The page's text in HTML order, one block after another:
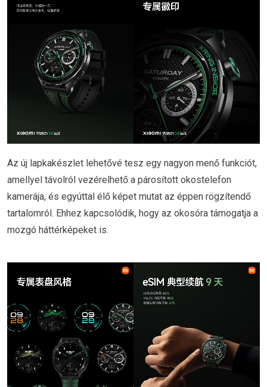
Az új lapkakészlet lehetővé tesz egy nagyon menő funkciót,
amellyel távolról vezérelhető a párosított okostelefon
kamerája, és egyúttal élő képet mutat az éppen rögzítendő
tartalomról. Ehhez kapcsolódik, hogy az okosóra támogatja a
mozgó háttérképeket is.